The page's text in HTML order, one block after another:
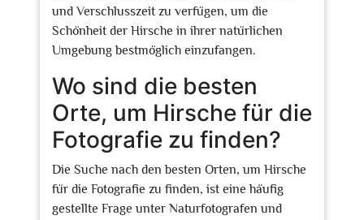
und Verschlusszeit zu verfügen, um die
Schönheit der Hirsche in ihrer natürlichen
Umgebung bestmöglich einzufangen.
Wo sind die besten
Orte, um Hirsche für die
Fotografie zu finden?
Die Suche nach den besten Orten, um Hirsche
für die Fotografie zu finden, ist eine häufig
gestellte Frage unter Naturfotografen und